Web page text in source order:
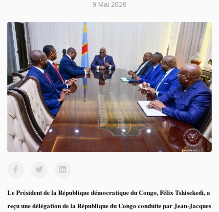
9 Mai 2026
Le Président de la République démocratique du Congo, Félix Tshisekedi, a
reçu une délégation de la République du Congo conduite par Jean-Jacques